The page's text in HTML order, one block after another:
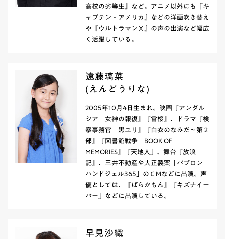
高校の劣等生』など。アニメ以外にも『キ
ャプテン・アメリカ』などの洋画吹き替え
や『ウルトラマンＸ』の声の出演など幅広
く活躍している。
遠藤璃菜
(えんどうりな)
2005年10月4日生まれ。映画『アンダル
シア 女神の報復』『雷桜』、ドラマ『検
察事務官 黒ユリ』『白衣のなみだ～第２
部』『図書館戦争 BOOK OF
MEMORIES』『天地人』、舞台『放浪
記』、三井不動産や大正製薬「パブロン
ハンドジェル365」のＣMなどに出演。声
優としては、『ばらかもん』『キズナイー
バー』などに出演している。
早見沙織